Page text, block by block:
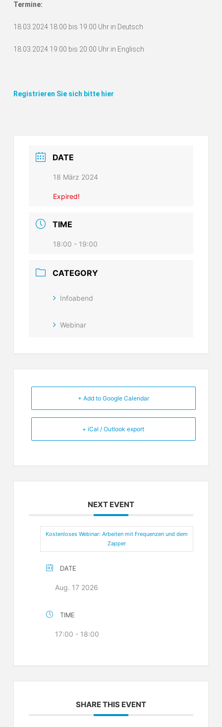
Termine:
18.03.2024 18:00 bis 19:00 Uhr in Deutsch
18.03.2024 19:00 bis 20:00 Uhr in Englisch
Registrieren Sie sich bitte hier
DATE
18 März 2024
Expired!
TIME
18:00 - 19:00
CATEGORY
Infoabend
Webinar
+ Add to Google Calendar
+ iCal / Outlook export
NEXT EVENT
Kostenloses Webinar: Arbeiten mit Frequenzen und dem
Zapper
DATE
Aug. 17 2026
TIME
17:00 - 18:00
SHARE THIS EVENT